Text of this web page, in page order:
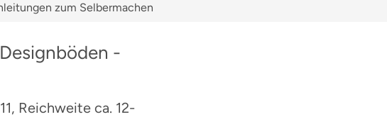
zum Selbermachen
-
Reichweite ca. 12-